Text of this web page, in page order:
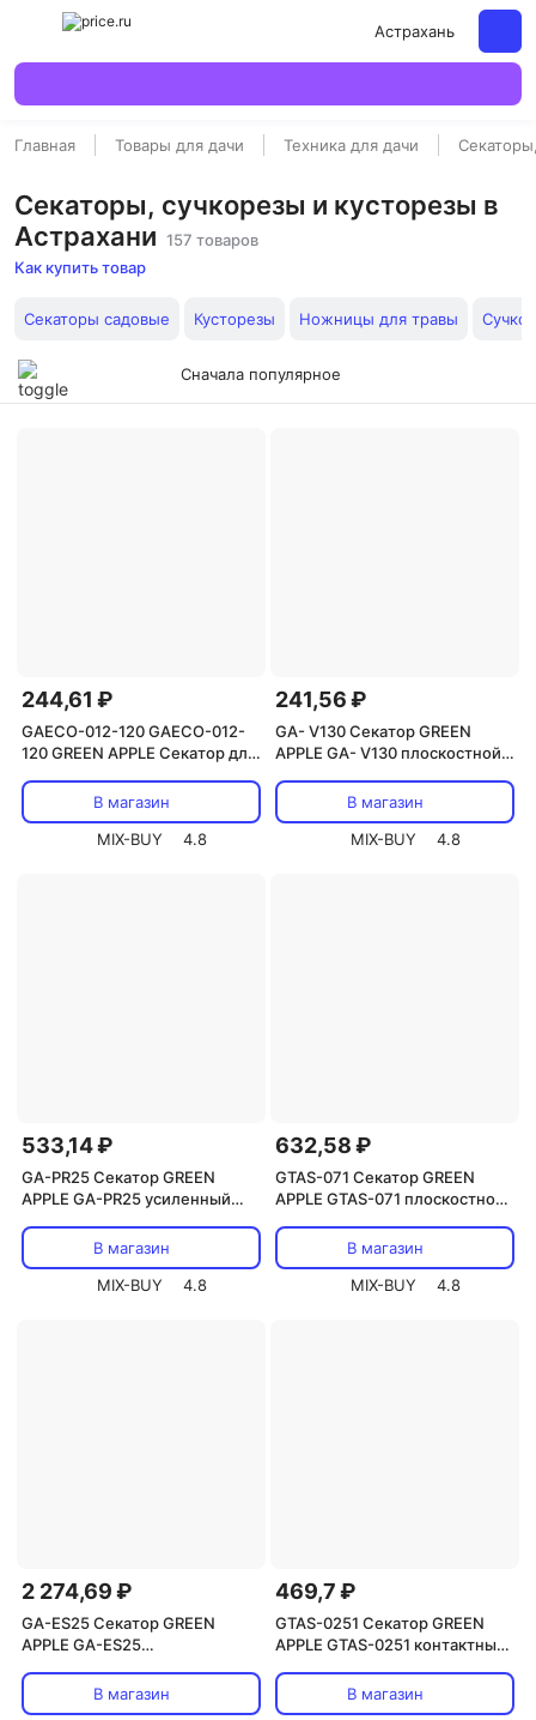
Астрахань
Главная Товары для дачи Техника для дачи
Секаторы, сучкорезы и кусторезы в
Астрахани 157 товаров
Как купить товар
Секаторы садовые Кусторезы Ножницы для травы
Сначала популярное
244,61 ₽
GAECO-012-120 GAECO-012-
120 GREEN APPLE Секатор для
цена за 1 штВ магазин
MIX-BUY
4.8
241,56 ₽
GA- V130 Секатор GREEN
APPLE GA- V130 плоскостной
В магазин
MIX-BUY
4.8
533,14 ₽
GA-PR25 Секатор GREEN
APPLE GA-PR25 усиленный
механизмом, цена за 1 шт
В магазин
MIX-BUY
4.8
632,58 ₽
GTAS-071 Секатор GREEN
APPLE GTAS-071 плоскостной,
В магазин
MIX-BUY
4.8
2 274,69 ₽
GA-ES25 Секатор GREEN
APPLE GA-ES25
и зарядным устройством,
цена за 1 шт
В магазин
469,7 ₽
GTAS-0251 Секатор GREEN
APPLE GTAS-0251 контактный
В магазин